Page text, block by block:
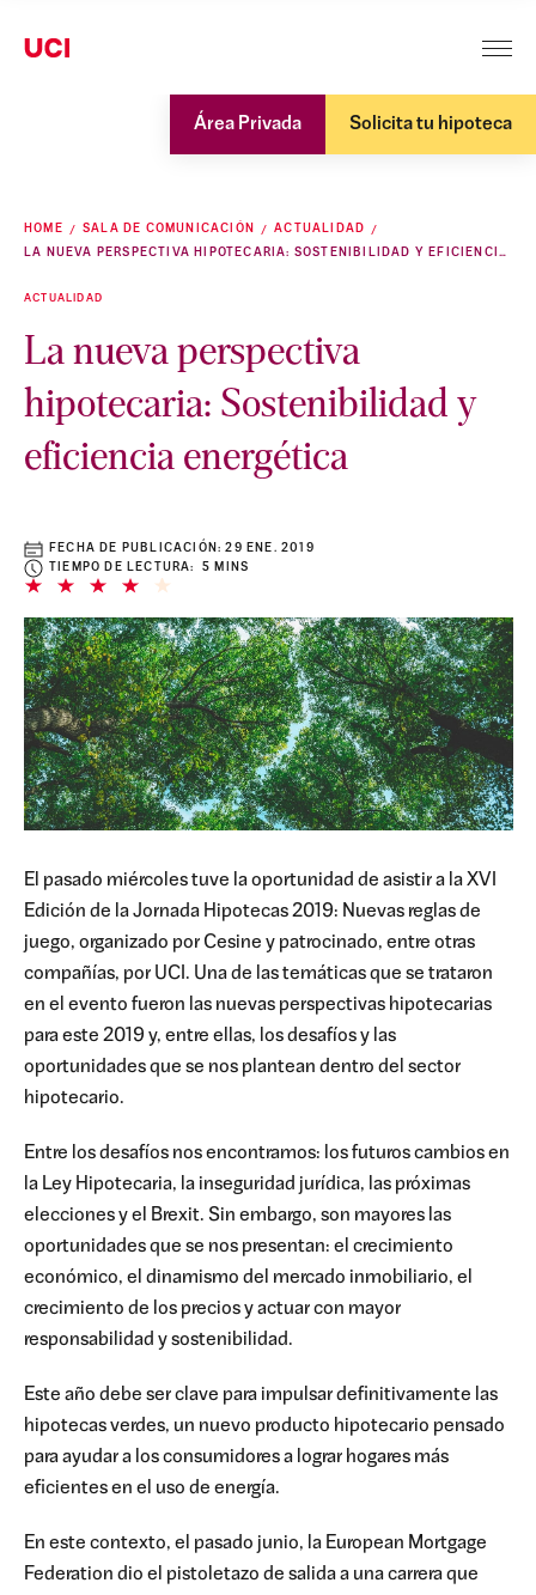
Área Privada Solicita tu hipoteca
HOME SALA DE COMUNICACIÓN
ACTUALIDAD
LA NUEVA PERSPECTIVA HIPOTECARIA: SOSTENIBILIDAD Y EFICIENCIA ENERGÉTICA
ACTUALIDAD
La nueva perspectiva
hipotecaria: Sostenibilidad y
eficiencia energética
FECHA DE PUBLICACIÓN:29 ENE. 2019
TIEMPO DE LECTURA: 5 MINS
El pasado miércoles tuve la oportunidad de asistir a la XVI
Edición de la Jornada Hipotecas 2019: Nuevas reglas de
juego, organizado por Cesine y patrocinado, entre otras
compañías, por UCI. Una de las temáticas que se trataron
en el evento fueron las nuevas perspectivas hipotecarias
para este 2019 y, entre ellas, los desafíos y las
oportunidades que se nos plantean dentro del sector
hipotecario.
Entre los desafíos nos encontramos: los futuros cambios en
la Ley Hipotecaria, la inseguridad jurídica, las próximas
elecciones y el Brexit. Sin embargo, son mayores las
oportunidades que se nos presentan: el crecimiento
económico, el dinamismo del mercado inmobiliario, el
crecimiento de los precios y actuar con mayor
responsabilidad y sostenibilidad.
Este año debe ser clave para impulsar definitivamente las
hipotecas verdes, un nuevo producto hipotecario pensado
para ayudar a los consumidores a lograr hogares más
eficientes en el uso de energía.
En este contexto, el pasado junio, la European Mortgage
Federation dio el pistoletazo de salida a una carrera que